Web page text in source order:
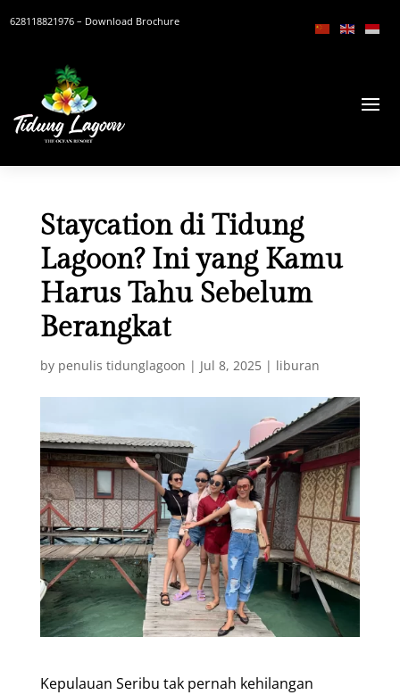
628118821976 – Download Brochure
Staycation di Tidung
Lagoon? Ini yang Kamu
Harus Tahu Sebelum
Berangkat
by penulis tidunglagoon | Jul 8, 2025| liburan
Kepulauan Seribu tak pernah kehilangan